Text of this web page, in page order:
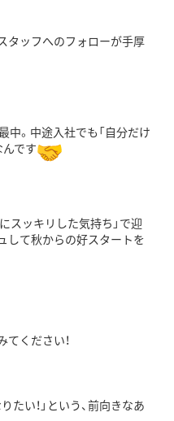
タッフへのフォローが手厚
。 中途入社でも「自分だけ
です
スッキリした気持ち」 で迎
して秋からの好スタートを
ください！
い！」という、前向きなあ